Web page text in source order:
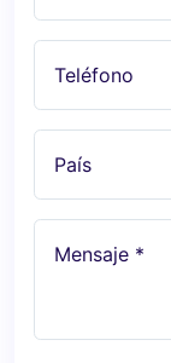
Teléfono
País
Mensaje *